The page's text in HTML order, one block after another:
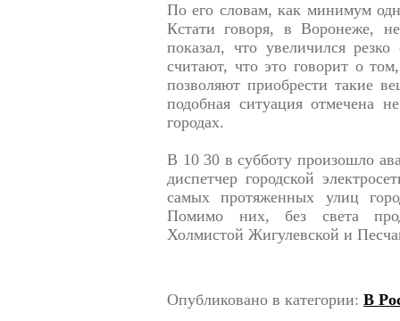
По его словам, как минимум
Кстати говоря, в Воронеже,
показал, что увеличился
считают, что это говорит о
позволяют приобрести такие
подобная ситуация отмечена
городах.
В 10 30 в субботу произошло
диспетчер городской
самых протяженных улиц
Помимо них, без света
Холмистой Жигулевской и
Опубликовано в категории: В